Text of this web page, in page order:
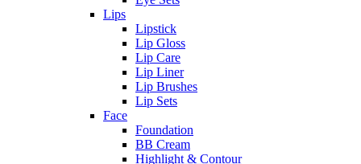
Lips
Lipstick
Lip Gloss
Lip Care
Lip Liner
Lip Brushes
Lip Sets
Face
Foundation
BB Cream
Highlight & Contour